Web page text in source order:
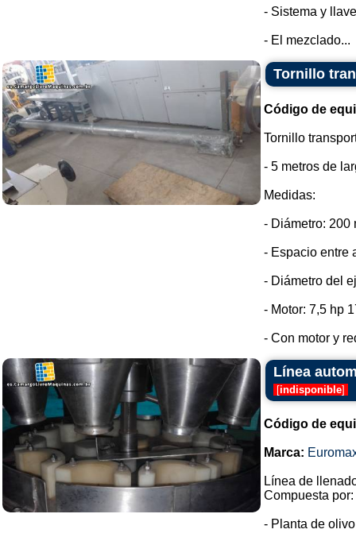
- Sistema y
- El mezclado...
Tornillo
Código de
Tornillo
- 5 metros de
Medidas:
- Diámetro: 200
- Espacio entre
- Diámetro del
- Motor: 7,5 hp
- Con motor y
Línea
[indisponible]
Código de
Marca:
Línea de
Compuesta por:
- Planta de